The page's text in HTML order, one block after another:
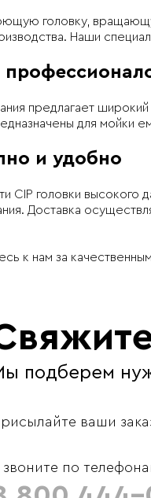
головку,
Наши
предлагает
для мойки
и удобно
CIP головки
Доставка
к нам за
подберем
ваши
звоните по